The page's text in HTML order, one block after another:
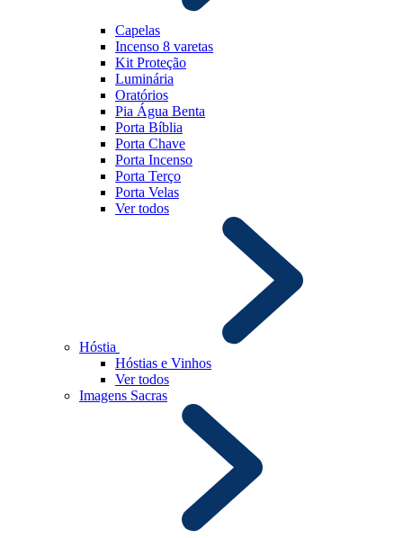
Capelas
Incenso 8 varetas
Kit Proteção
Luminária
Oratórios
Pia Água Benta
Porta Bíblia
Porta Chave
Porta Incenso
Porta Terço
Porta Velas
Ver todos
Hóstia
Hóstias e Vinhos
Ver todos
Imagens Sacras